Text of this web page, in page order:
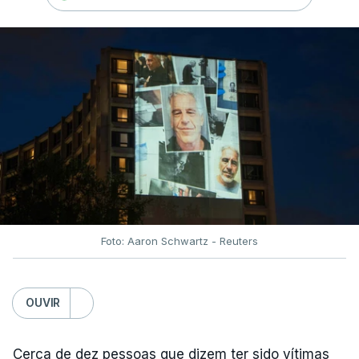
Foto: Aaron Schwartz - Reuters
OUVIR
Cerca de dez pessoas que dizem ter sido vítimas